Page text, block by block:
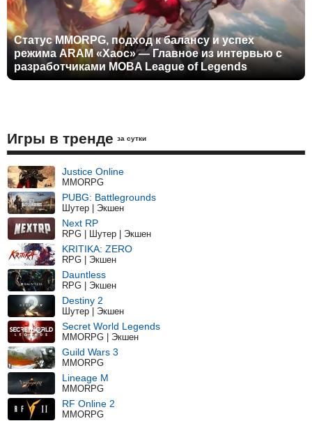
Статус MMORPG, подход к балансу и успех
режима ARAM «Хаос» — Главное из интервью с
разработчиками MOBA League of Legends
Игры в тренде за сутки
Justice Online
MMORPG
PUBG: Battlegrounds
Шутер | Экшен
Next RP
RPG | Шутер | Экшен
KRITIKA: ZERO
RPG | Экшен
Dauntless
RPG | Экшен
Destiny 2
Шутер | Экшен
Secret World Legends
MMORPG | Экшен
Guild Wars 3
MMORPG
Lineage M
MMORPG
RF Online 2
MMORPG